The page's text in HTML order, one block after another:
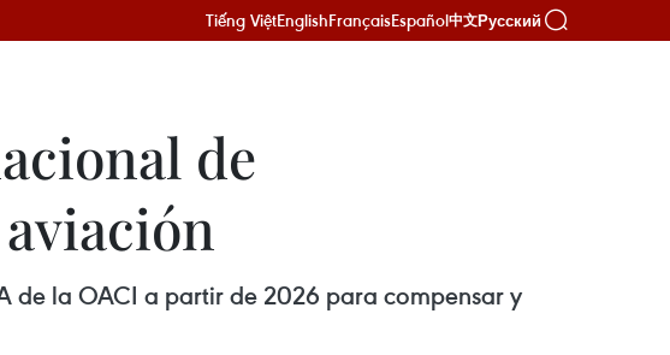
Tiếng ViệtEnglishFrançaisEspañol中文Русский
de
de la OACI a partir de 2026 para compensar y